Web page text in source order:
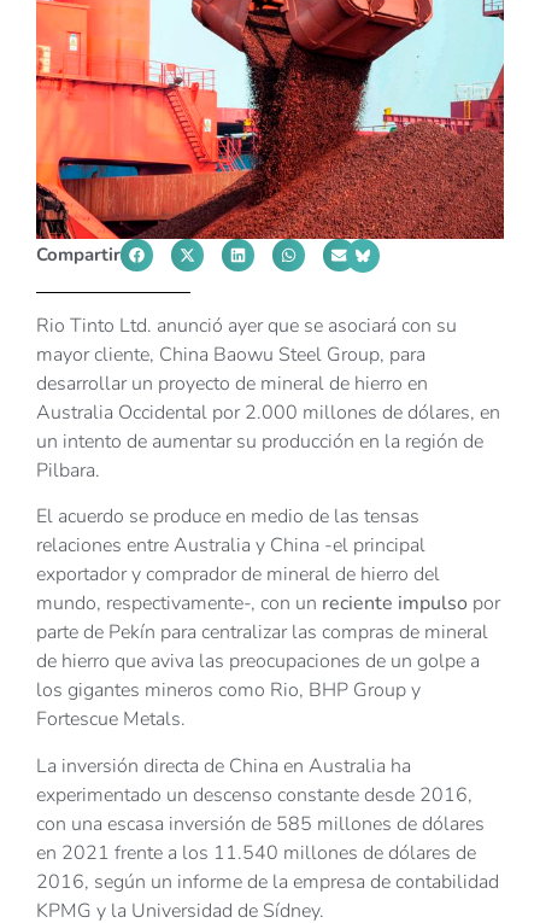
Compartir
Rio Tinto Ltd. anunció ayer que se asociará con su
mayor cliente, China Baowu Steel Group, para
desarrollar un proyecto de mineral de hierro en
Australia Occidental por 2.000 millones de dólares, en
un intento de aumentar su producción en la región de
Pilbara.
El acuerdo se produce en medio de las tensas
relaciones entre Australia y China -el principal
exportador y comprador de mineral de hierro del
mundo, respectivamente-, con un reciente impulso por
parte de Pekín para centralizar las compras de mineral
de hierro que aviva las preocupaciones de un golpe a
los gigantes mineros como Rio, BHP Group y
Fortescue Metals.
La inversión directa de China en Australia ha
experimentado un descenso constante desde 2016,
con una escasa inversión de 585 millones de dólares
en 2021 frente a los 11.540 millones de dólares de
2016, según un informe de la empresa de contabilidad
KPMG y la Universidad de Sídney.